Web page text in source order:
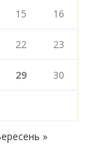
15 16
22 23
29 30
»